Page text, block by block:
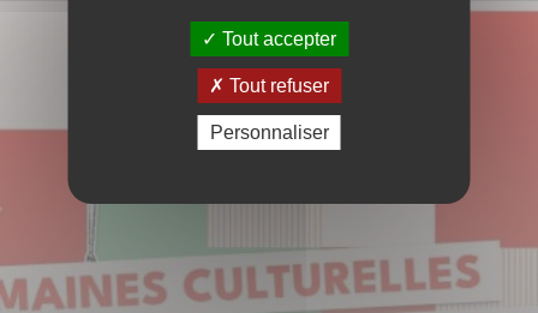
Tout accepter
Tout refuser
Personnaliser